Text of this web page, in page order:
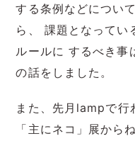
する条例などについ
ら、 課題となってい
ルールに するべき事
の話をしました。
また、先月lampで行
「主にネコ」展から